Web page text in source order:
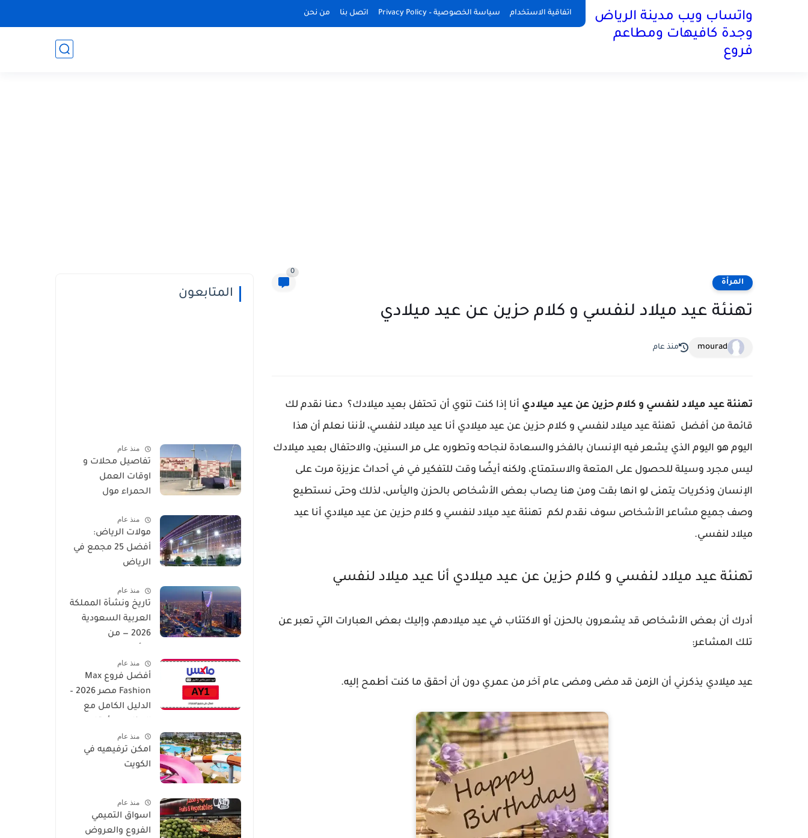
اتفاقية الاستخدام سياسة الخصوصية – Privacy Policy اتصل بنا من نحن
واتساب ويب مدينة الرياض
وجدة كافيهات ومطاعم
فروع
المرأة
0
تهنئة عيد ميلاد لنفسي و كلام حزين عن عيد ميلادي
mourad منذ عام
تهنئة عيد ميلاد لنفسي و كلام حزين عن عيد ميلادي أنا إذا كنت تنوي أن تحتفل بعيد ميلادك؟ دعنا نقدم لك
قائمة من أفضل تهنئة عيد ميلاد لنفسي و كلام حزين عن عيد ميلادي أنا عيد ميلاد لنفسي، لأننا نعلم أن هذا
اليوم هو اليوم الذي يشعر فيه الإنسان بالفخر والسعادة لنجاحه وتطوره على مر السنين، والاحتفال بعيد ميلادك
ليس مجرد وسيلة للحصول على المتعة والاستمتاع، ولكنه أيضًا وقت للتفكير في في أحداث عزيزة مرت على
الإنسان وذكريات يتمنى لو انها بقت ومن هنا يصاب بعض الأشخاص بالحزن واليأس، لذلك وحتى نستطيع
وصف جميع مشاعر الأشخاص سوف نقدم لكم تهنئة عيد ميلاد لنفسي و كلام حزين عن عيد ميلادي أنا عيد
ميلاد لنفسي.
تهنئة عيد ميلاد لنفسي و كلام حزين عن عيد ميلادي أنا عيد ميلاد لنفسي
أدرك أن بعض الأشخاص قد يشعرون بالحزن أو الاكتئاب في عيد ميلادهم، وإليك بعض العبارات التي تعبر عن
تلك المشاعر:
عيد ميلادي يذكرني أن الزمن قد مضى ومضى عام آخر من عمري دون أن أحقق ما كنت أطمح إليه.
المتابعون
منذ عام
تفاصيل محلات و
اوقات العمل
الحمراء مول
منذ عام
مولات الرياض:
أفضل 25 مجمع في
الرياض
منذ عام
تاريخ ونشأة المملكة
العربية السعودية
2026 — من
الحديث
منذ عام
أفضل فروع Max
Fashion مصر 2026 –
الدليل الكامل مع
العمل
منذ عام
امكن ترفيهيه في
الكويت
منذ عام
اسواق التميمي
الفروع والعروض